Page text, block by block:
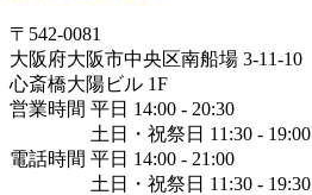
〒 542-0081
大阪府大阪市中央区南船場 3-11-10
心斎橋大陽ビル 1F
営業時間 平日 14:00 - 20:30
土日・祝祭日 11:30 - 19:00
電話時間 平日 14:00 - 21:00
土日・祝祭日 11:30 - 19:30